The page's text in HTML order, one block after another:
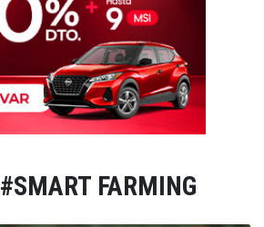
#SMART FARMING